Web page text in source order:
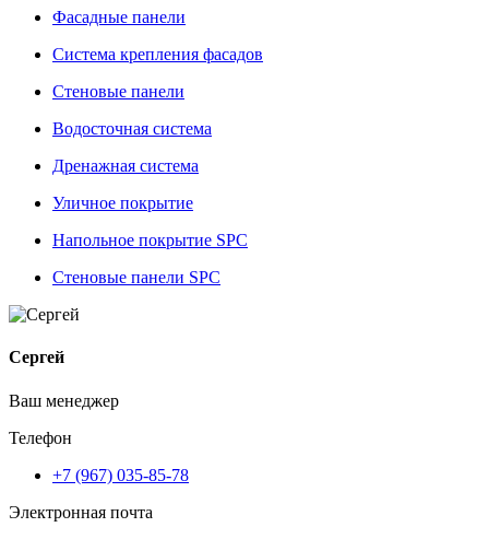
Фасадные панели
Система крепления фасадов
Стеновые панели
Водосточная система
Дренажная система
Уличное покрытие
Напольное покрытие SPC
Стеновые панели SPC
Сергей
Ваш менеджер
Телефон
+7 (967) 035-85-78
Электронная почта